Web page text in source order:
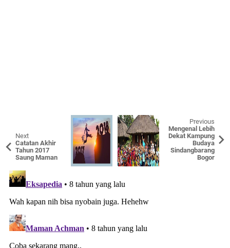
Next
Catatan Akhir
Tahun 2017
Saung Maman
Previous
Mengenal Lebih
Dekat Kampung
Budaya
Sindangbarang
Bogor